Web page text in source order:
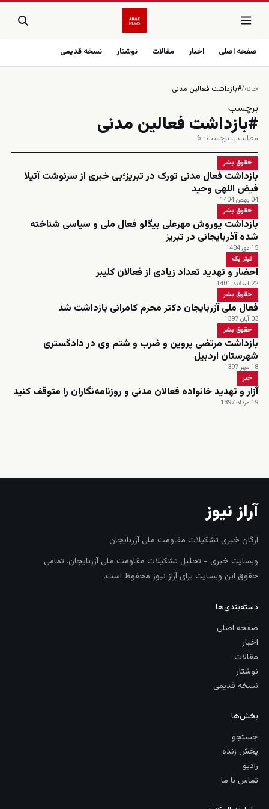
صفحه اصلی اخبار مقالات نوشتار نسخه قدیمی
خانه/#بازداشت فعالین مدنی
برچسب
#بازداشت فعالین مدنی
مطالب با برچسب · 6
حقوق بشر
بازداشت فعال مدنی تورک در تبریز؛بی خبری از سرنوشت آتیلا
فیض اللهی وحید
04 بهمن 1404
حقوق بشر
بازداشت یوروش مهرعلی بیگلو فعال ملی و سیاسی شناخته
شده آذربایجانی در تبریز
15 دی 1404
تیتر یک
احضار و تهدید تعداد زیادی از فعالان کلیبر
22 اسفند 1401
حقوق بشر
فعال ملی آزربایجان دکتر محرم کامرانی بازداشت شد
03 آبان 1397
حقوق بشر
بازداشت مرتضی پروین و ضرب و شتم وی در دادگستری
شهرستان اردبیل
18 مهر 1397
خبر
آزار و تهدید خانواده فعالان مدنی و روزنامه‌نگاران را متوقف کنید
19 مرداد 1397
آراز نیوز
ارگان خبری تشکیلات مقاومت ملی آزربایجان
وبسایت خبری - تحلیل تشکیلات مقاومت ملی آزربایجان. تمامی
حقوق این وبسایت برای آراز نیوز محفوظ است.
دسته‌بندی‌ها
صفحه اصلی
اخبار
مقالات
نوشتار
نسخه قدیمی
بخش‌ها
جستجو
پخش زنده
رادیو
تماس با ما